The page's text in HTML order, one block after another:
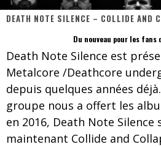
DEATH NOTE SILENCE – COLLIDE AND
Du nouveau pour les fans
Death Note Silence est
Metalcore /Deathcore
depuis quelques années
groupe nous a offert les
en 2016, Death Note
maintenant Collide and